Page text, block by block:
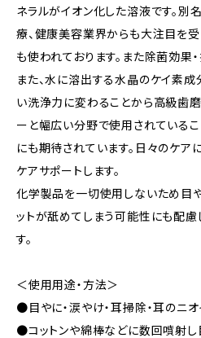
ネラルがイオン化した溶液です。別
療、健康美容業界からも大注目を受
も使われております。また除菌効果
また、水に溶出する水晶のケイ素成
い洗浄力に変わることから高級歯
ーと幅広い分野で使用されている
にも期待されています。日々のケ
ケアサポートします。
化学製品を一切使用しないため目
ットが舐めてしまう可能性にも配
す。
＜使用用途・方法＞
●目やに・涙やけ・耳掃除・耳のニ
●コットンや綿棒などに数回噴射し